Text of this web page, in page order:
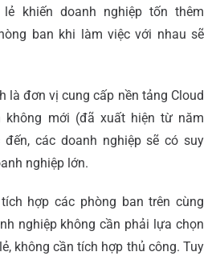
khiến doanh nghiệp tốn thêm
ban khi làm việc với nhau sẽ
là đơn vị cung cấp nền tảng Cloud
không mới (đã xuất hiện từ năm
các doanh nghiệp sẽ có suy
nghiệp lớn.
hợp các phòng ban trên cùng
nghiệp không cần phải lựa chọn
không cần tích hợp thủ công. Tuy